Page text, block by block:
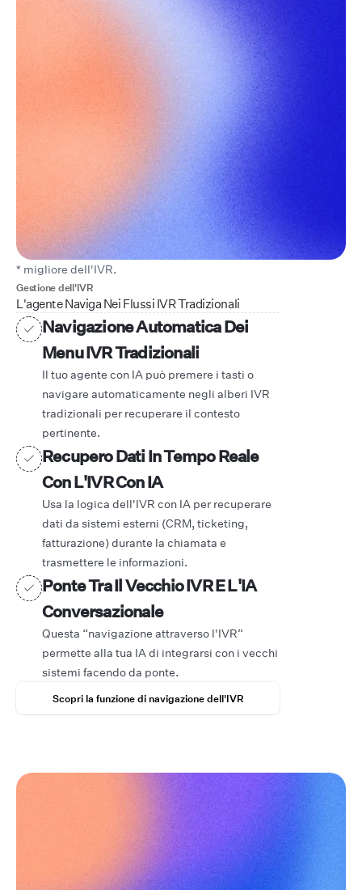
* migliore dell'IVR.
Gestione dell'IVR
L'agente Naviga Nei Flussi IVR Tradizionali
Navigazione Automatica Dei
Menu IVR Tradizionali
Il tuo agente con IA può premere i tasti o
navigare automaticamente negli alberi IVR
tradizionali per recuperare il contesto
pertinente.
Recupero Dati In Tempo Reale
Con L'IVR Con IA
Usa la logica dell'IVR con IA per recuperare
dati da sistemi esterni (CRM, ticketing,
fatturazione) durante la chiamata e
trasmettere le informazioni.
Ponte Tra Il Vecchio IVR E L'IA
Conversazionale
Questa “navigazione attraverso l'IVR”
permette alla tua IA di integrarsi con i vecchi
sistemi facendo da ponte.
Scopri la funzione di navigazione dell'IVR